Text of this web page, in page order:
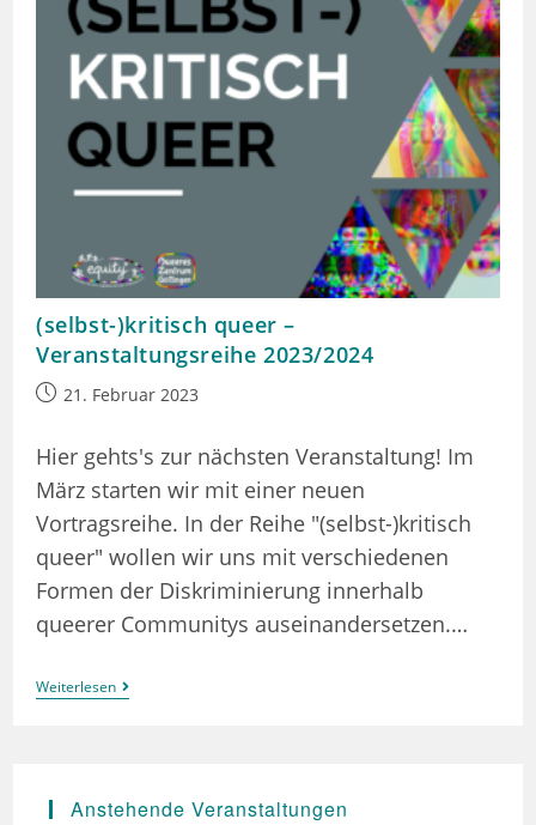
(selbst-)kritisch queer –
Veranstaltungsreihe 2023/2024
Beitrag21. Februar 2023
Hier gehts's zur nächsten Veranstaltung! Im
März starten wir mit einer neuen
Vortragsreihe. In der Reihe "(selbst-)kritisch
queer" wollen wir uns mit verschiedenen
Formen der Diskriminierung innerhalb
queerer Communitys auseinandersetzen.…
Weiterlesen(selbst-)kritisch
Queer
Anstehende Veranstaltungen